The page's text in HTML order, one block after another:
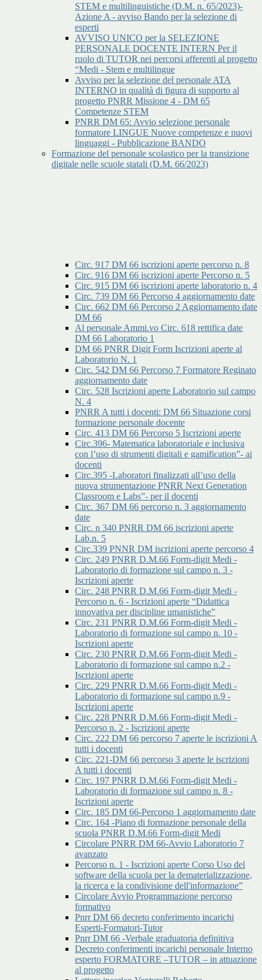
STEM e multilinguistiche (D.M. n. 65/2023)-
Azione A - avviso Bando per la selezione di
esperti
AVVISO UNICO per la SELEZIONE
PERSONALE DOCENTE INTERN Per il
ruolo di TUTOR nei percorsi afferenti al progetto
“Medi - Stem e multilingue
Avviso per la selezione del personale ATA
INTERNO in qualità di figura di supporto al
progetto PNRR Missione 4 - DM 65
Competenze STEM
PNRR DM 65: Avvio selezione personale
formatore LINGUE Nuove competenze e nuovi
linguaggi - Pubblicazione BANDO
Formazione del personale scolastico per la transizione
digitale nelle scuole statali (D.M. 66/2023)
Circ. 917 DM 66 iscrizioni aperte percorso n. 8
Circ. 916 DM 66 iscrizioni aperte Percorso n. 5
Circ. 915 DM 66 iscrizioni aperte laboratorio n. 4
Circ. 739 DM 66 Percorso 4 aggiornamento date
Circ. 662 DM 66 Percorso 2 Aggiornamento date
DM 66
Al personale Ammi.vo Circ. 618 rettifica date
DM 66 Laboratorio 1
DM 66 PNRR Digit Form Iscrizioni aperte al
Laboratorio N. 1
Circ. 542 DM 66 Percorso 7 Formatore Reginato
aggiornamento date
Circ. 528 Iscrizioni aperte Laboratorio sul campo
N. 4
PNRR A tutti i docenti: DM 66 Situazione corsi
formazione personale docente
Circ. 413 DM 66 Percorso 5 Iscrizioni aperte
Circ.396- Matematica laboratoriale e inclusiva
con l’uso di strumenti digitali e gamification”- ai
docenti
Circ.395 -Laboratori finalizzati all’uso della
nuova strumentazione PNRR Next Generation
Classroom e Labs”- per il docenti
Circ. 367 DM 66 percorso n. 3 aggiornamento
date
Circ. n 340 PNRR DM 66 iscrizioni aperte
Lab.n. 5
Circ.339 PNNR DM iscrizioni aperte percorso 4
Circ. 249 PNRR D.M.66 Form-digit Medi -
Laboratorio di formazione sul campo n. 3 -
Iscrizioni aperte
Circ. 248 PNRR D.M.66 Form-digit Medi -
Percorso n. 6 - Iscrizioni aperte “Didattica
innovativa per discipline umanistiche”
Circ. 231 PNRR D.M.66 Form-digit Medi -
Laboratorio di formazione sul campo n. 10 -
Iscrizioni aperte
Circ. 230 PNRR D.M.66 Form-digit Medi -
Laboratorio di formazione sul campo n.2 -
Iscrizioni aperte
Circ. 229 PNRR D.M.66 Form-digit Medi -
Laboratorio di formazione sul campo n.9 -
Iscrizioni aperte
Circ. 228 PNRR D.M.66 Form-digit Medi -
Percorso n. 2 - Iscrizioni aperte
Circ. 222 DM 66 percorso 7 aperte le iscrizioni A
tutti i docenti
Circ. 221-DM 66 percorso 3 aperte le iscrizioni
A tutti i docenti
Circ. 197 PNRR D.M.66 Form-digit Medi -
Laboratorio di formazione sul campo n. 8 -
Iscrizioni aperte
Circ. 185 DM 66-Percorso 1 aggiornamento date
Circ. 164 -Piano di formazione personale della
scuola PNRR D.M.66 Form-digit Medi
Circolare PNRR DM 66-Avvio Laboratorio 7
avanzato
Percorso n. 1 - Iscrizioni aperte Corso Uso del
software della scuola per la dematerializzazione,
la ricerca e la condivisione dell'informazione”
Circolare Avvio Programmazione percorso
formativo
Pnrr DM 66 decreto conferimento incarichi
Esperti-Formatori-Tutor
Pnrr DM 66 -Verbale graduatoria definitiva
Decreto conferimenti incarichi personale Interno
esperto FORMATORE –TUTOR – in attuazione
al progetto